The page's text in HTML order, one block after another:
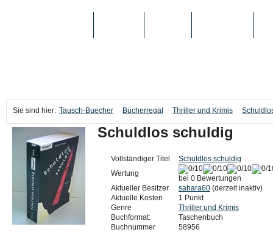
Sie sind hier: Tausch-Buecher Bücherregal Thriller und Krimis
Schuldlos schuldig
Vollständiger Titel
Schuldlos schuldig
Wertung
bei 0 Bewertungen
Aktueller Besitzer
sahara60 (derzeit inaktiv)
Aktuelle Kosten
1 Punkt
Genre
Thriller und Krimis
Buchformat:
Taschenbuch
Buchnummer
58956